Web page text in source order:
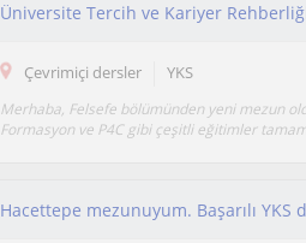
Üniversite Tercih ve Kariyer
Çevrimiçi dersler YKS
Merhaba, Felsefe bölümünden yeni mezun
Formasyon ve P4C gibi çeşitli eğitimler